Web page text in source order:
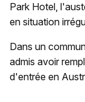
Park Hotel,
en situation
Dans un
admis avoir
d'entrée en